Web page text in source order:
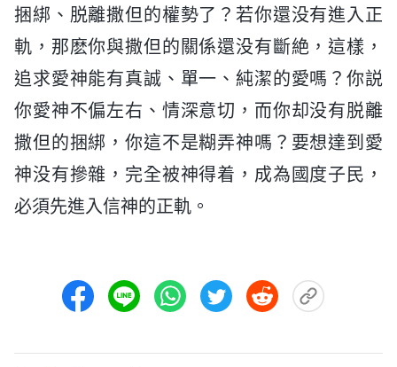
捆綁、脱離撒但的權勢了？若你還没有進入正
軌，那麽你與撒但的關係還没有斷絶，這樣，
追求愛神能有真誠、單一、純潔的愛嗎？你説
你愛神不偏左右、情深意切，而你却没有脱離
撒但的捆綁，你這不是糊弄神嗎？要想達到愛
神没有摻雜，完全被神得着，成為國度子民，
必須先進入信神的正軌。